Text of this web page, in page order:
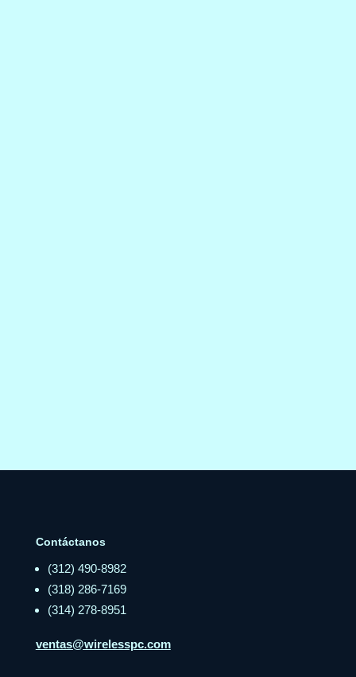
Contáctanos
(312) 490-8982
(318) 286-7169
(314) 278-8951
ventas@wirelesspc.com